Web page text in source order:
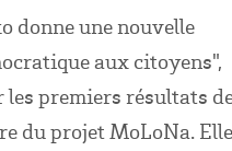
donne une nouvelle
aux citoyens",
premiers résultats
du projet MoLoNa. Elle